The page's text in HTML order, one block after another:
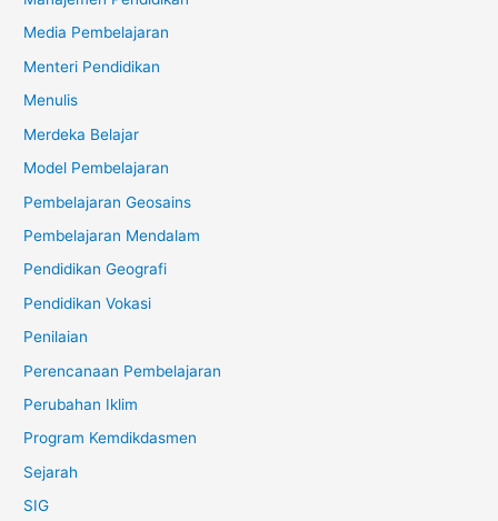
Media Pembelajaran
Menteri Pendidikan
Menulis
Merdeka Belajar
Model Pembelajaran
Pembelajaran Geosains
Pembelajaran Mendalam
Pendidikan Geografi
Pendidikan Vokasi
Penilaian
Perencanaan Pembelajaran
Perubahan Iklim
Program Kemdikdasmen
Sejarah
SIG